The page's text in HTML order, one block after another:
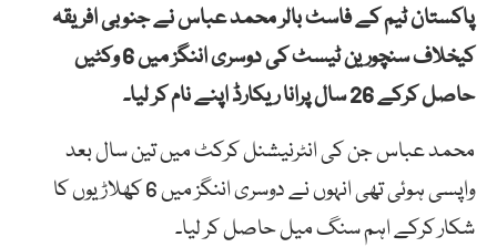
پاکستان ٹیم کے فاسٹ بالر محمد عباس نے جنوبی افریقہ
کیخلاف سنچورین ٹیسٹ کی دوسری اننگز میں 6 وکٹیں
حاصل کرکے 26 سال پرانا ریکارڈ اپنے نام کر لیا۔
محمد عباس جن کی انٹرنیشنل کرکٹ میں تین سال بعد
واپسی ہوئی تھی انہوں نے دوسری اننگز میں 6 کھلاڑیوں کا
شکار کرکے اہم سنگ میل حاصل کر لیا۔